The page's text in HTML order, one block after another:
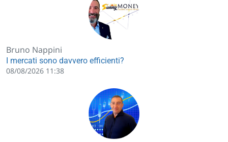
Bruno Nappini
I mercati sono davvero efficienti?
08/08/2026 11:38